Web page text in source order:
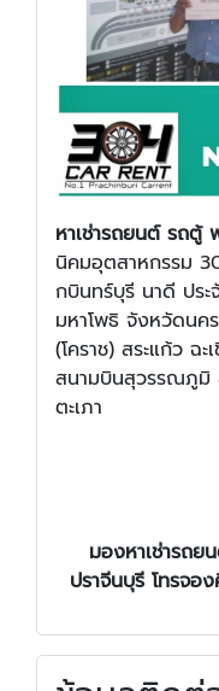
หาเช่ารถยนต์ รถตู้
นิคมอุตสาหกรรม
กบินทร์บุรี นาดี ปร
มหาโพธิ จังหวัดนค
(โคราช) สระแก้ว ฉ
สนามบินสุวรรณภูมิ
ตะเภา
มองหาเช่ารถ
ปราจีนบุรี โทรจอ